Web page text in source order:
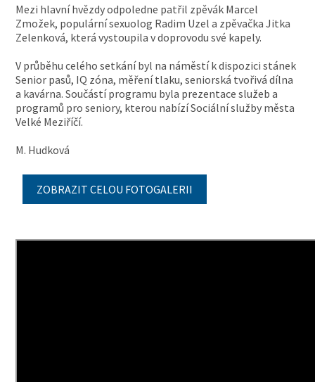
Mezi hlavní hvězdy odpoledne patřil zpěvák Marcel
Zmožek, populární sexuolog Radim Uzel a zpěvačka Jitka
Zelenková, která vystoupila v doprovodu své kapely.
V průběhu celého setkání byl na náměstí k dispozici stánek
Senior pasů, IQ zóna, měření tlaku, seniorská tvořivá dílna
a kavárna. Součástí programu byla prezentace služeb a
programů pro seniory, kterou nabízí Sociální služby města
Velké Meziříčí.
M. Hudková
ZOBRAZIT CELOU FOTOGALERII